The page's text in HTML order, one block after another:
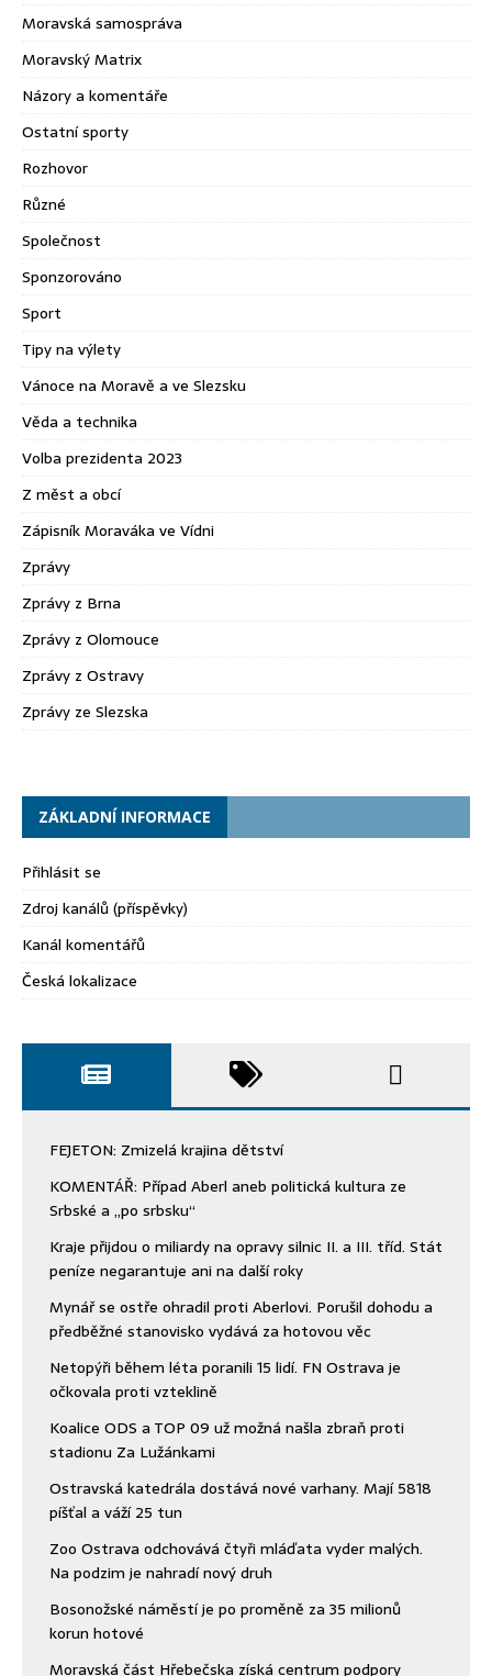
Moravská samospráva
Moravský Matrix
Názory a komentáře
Ostatní sporty
Rozhovor
Různé
Společnost
Sponzorováno
Sport
Tipy na výlety
Vánoce na Moravě a ve Slezsku
Věda a technika
Volba prezidenta 2023
Z měst a obcí
Zápisník Moraváka ve Vídni
Zprávy
Zprávy z Brna
Zprávy z Olomouce
Zprávy z Ostravy
Zprávy ze Slezska
ZÁKLADNÍ INFORMACE
Přihlásit se
Zdroj kanálů (příspěvky)
Kanál komentářů
Česká lokalizace
FEJETON: Zmizelá krajina dětství
KOMENTÁŘ: Případ Aberl aneb politická kultura ze
Srbské a „po srbsku“
Kraje přijdou o miliardy na opravy silnic II. a III. tříd. Stát
peníze negarantuje ani na další roky
Mynář se ostře ohradil proti Aberlovi. Porušil dohodu a
předběžné stanovisko vydává za hotovou věc
Netopýři během léta poranili 15 lidí. FN Ostrava je
očkovala proti vzteklině
Koalice ODS a TOP 09 už možná našla zbraň proti
stadionu Za Lužánkami
Ostravská katedrála dostává nové varhany. Mají 5818
píšťal a váží 25 tun
Zoo Ostrava odchovává čtyři mláďata vyder malých.
Na podzim je nahradí nový druh
Bosonožské náměstí je po proměně za 35 milionů
korun hotové
Moravská část Hřebečska získá centrum podpory